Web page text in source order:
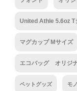
United Athle 5.6oz T
マグカップ Mサイズ
エコバッグ オリジ
ペットグッズ モ